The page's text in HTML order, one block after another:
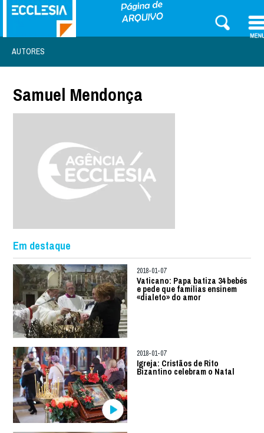
AUTORES
Samuel Mendonça
Em destaque
2018-01-07
Vaticano: Papa batiza 34 bebés
e pede que famílias ensinem
«dialeto» do amor
2018-01-07
Igreja: Cristãos de Rito
Bizantino celebram o Natal